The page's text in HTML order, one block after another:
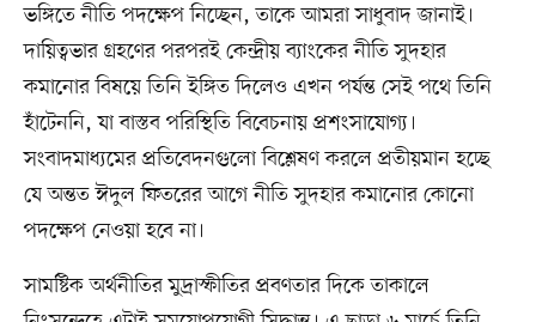
ভঙ্গিতে নীতি পদক্ষেপ নিচ্ছেন, তাকে আমরা সাধুবাদ জানাই।
দায়িত্বভার গ্রহণের পরপরই কেন্দ্রীয় ব্যাংকের নীতি সুদহার
কমানোর বিষয়ে তিনি ইঙ্গিত দিলেও এখন পর্যন্ত সেই পথে তিনি
হাঁটেননি, যা বাস্তব পরিস্থিতি বিবেচনায় প্রশংসাযোগ্য।
সংবাদমাধ্যমের প্রতিবেদনগুলো বিশ্লেষণ করলে প্রতীয়মান হচ্ছে
যে অন্তত ঈদুল ফিতরের আগে নীতি সুদহার কমানোর কোনো
পদক্ষেপ নেওয়া হবে না।
সামষ্টিক অর্থনীতির মুদ্রাস্ফীতির প্রবণতার দিকে তাকালে